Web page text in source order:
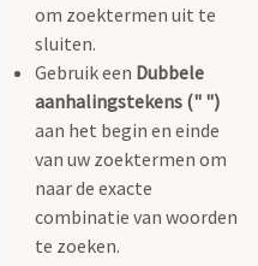
om zoektermen uit te
sluiten.
Gebruik een Dubbele
aanhalingstekens (" ")
aan het begin en einde
van uw zoektermen om
naar de exacte
combinatie van woorden
te zoeken.